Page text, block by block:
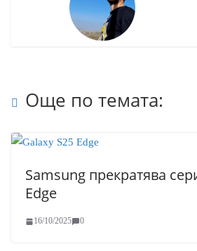
Още по темата:
Samsung прекратява
Edge
16/10/2025 0